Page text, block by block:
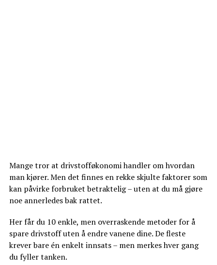
Mange tror at drivstofføkonomi handler om hvordan
man kjører. Men det finnes en rekke skjulte faktorer som
kan påvirke forbruket betraktelig – uten at du må gjøre
noe annerledes bak rattet.
Her får du 10 enkle, men overraskende metoder for å
spare drivstoff uten å endre vanene dine. De fleste
krever bare én enkelt innsats – men merkes hver gang
du fyller tanken.